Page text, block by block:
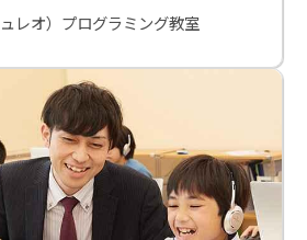
レオ）プログラミング教室